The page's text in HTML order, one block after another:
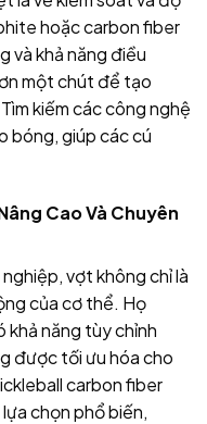
hoặc carbon fiber
và khả năng điều
một chút để tạo
kiếm các công nghệ
bóng, giúp các cú
Cao Và Chuyên
vợt không chỉ là
của cơ thể. Họ
khả năng tùy chỉnh
được tối ưu hóa cho
carbon fiber
chọn phổ biến,